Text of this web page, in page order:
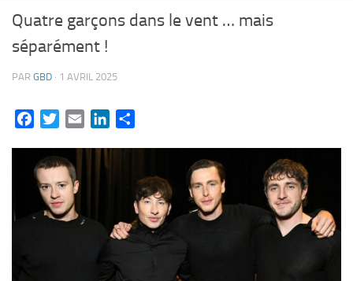
Quatre garçons dans le vent … mais
séparément !
PAR GBD · 1 AVRIL 2025
FacebookTwitterEmail LinkedIn